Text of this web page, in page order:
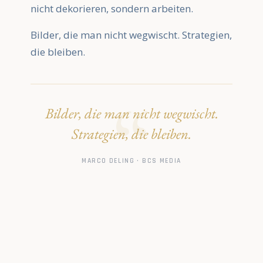
nicht dekorieren, sondern arbeiten.
Bilder, die man nicht wegwischt. Strategien,
die bleiben.
Bilder, die man nicht wegwischt.
Strategien, die bleiben.
MARCO DELING · BCS MEDIA